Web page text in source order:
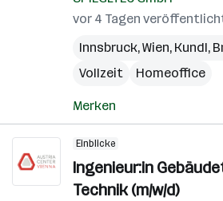
vor 4 Tagen
Innsbruck,Wien, Kundl,
Vollzeit
Homeoffice
Merken
Einblicke
Ingenieur:in
Technik (m/w/d)